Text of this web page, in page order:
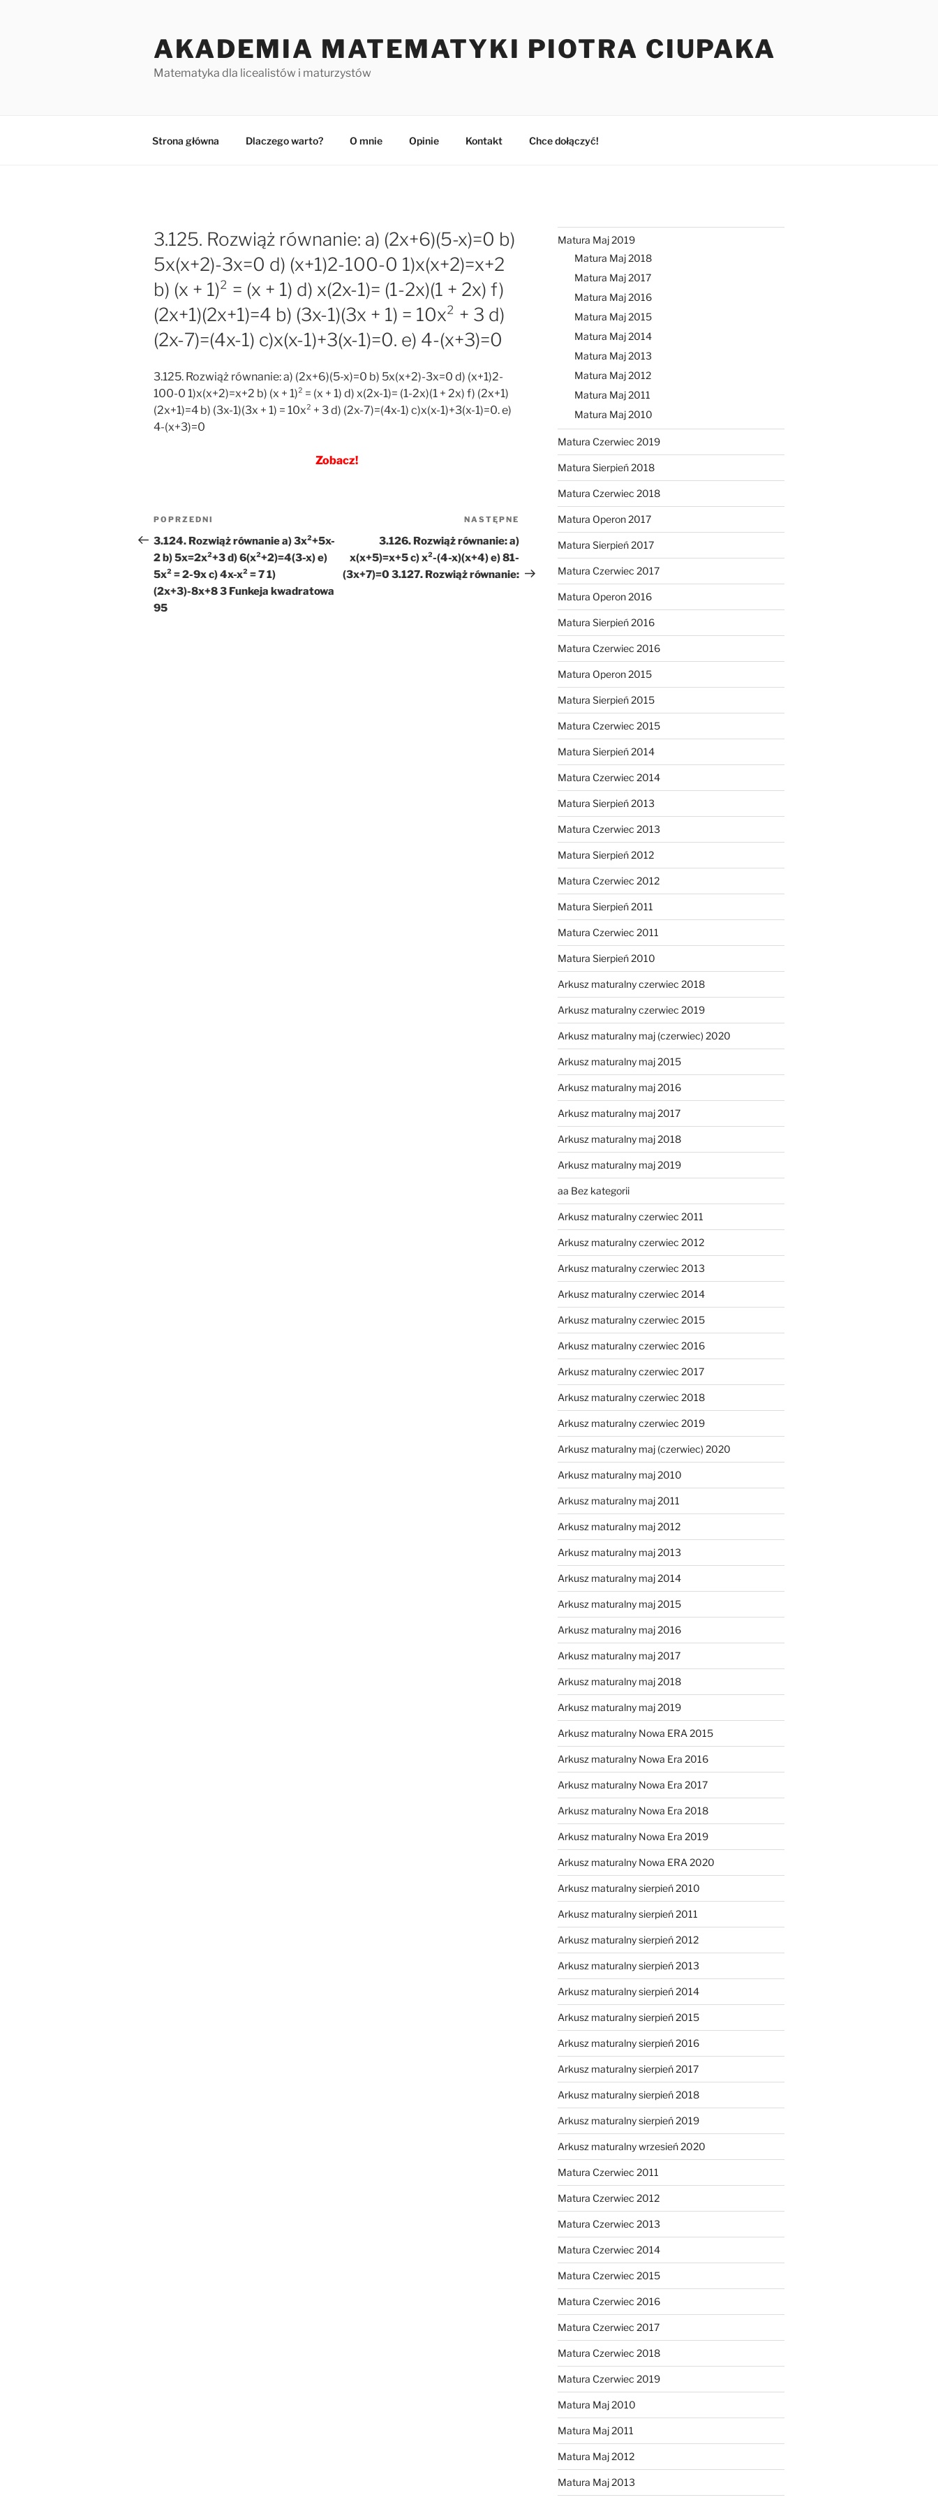
AKADEMIA MATEMATYKI PIOTRA CIUPAKA
Matematyka dla licealistów i maturzystów
Strona główna Dlaczego warto? O mnie Opinie Kontakt Chce dołączyć!
3.125. Rozwiąż równanie: a) (2x+6)(5-x)=0 b)
5x(x+2)-3x=0 d) (x+1)2-100-0 1)x(x+2)=x+2
b) (x + 1)² = (x + 1) d) x(2x-1)= (1-2x)(1 + 2x) f)
(2x+1)(2x+1)=4 b) (3x-1)(3x + 1) = 10x² + 3 d)
(2x-7)=(4x-1) c)x(x-1)+3(x-1)=0. e) 4-(x+3)=0
3.125. Rozwiąż równanie: a) (2x+6)(5-x)=0 b) 5x(x+2)-3x=0 d) (x+1)2-
100-0 1)x(x+2)=x+2 b) (x + 1)² = (x + 1) d) x(2x-1)= (1-2x)(1 + 2x) f) (2x+1)
(2x+1)=4 b) (3x-1)(3x + 1) = 10x² + 3 d) (2x-7)=(4x-1) c)x(x-1)+3(x-1)=0. e)
4-(x+3)=0
Zobacz!
Nawigacja
wpisu
Poprzedni
wpis
POPRZEDNI
3.124. Rozwiąż równanie a) 3x²+5x-
2 b) 5x=2x²+3 d) 6(x²+2)=4(3-x) e)
5x² = 2-9x c) 4x-x² = 7 1)
(2x+3)-8x+8 3 Funkeja kwadratowa
95
Następny
wpis
NASTĘPNE
3.126. Rozwiąż równanie: a)
x(x+5)=x+5 c) x²-(4-x)(x+4) e) 81-
(3x+7)=0 3.127. Rozwiąż równanie:
Matura Maj 2019
Matura Maj 2018
Matura Maj 2017
Matura Maj 2016
Matura Maj 2015
Matura Maj 2014
Matura Maj 2013
Matura Maj 2012
Matura Maj 2011
Matura Maj 2010
Matura Czerwiec 2019
Matura Sierpień 2018
Matura Czerwiec 2018
Matura Operon 2017
Matura Sierpień 2017
Matura Czerwiec 2017
Matura Operon 2016
Matura Sierpień 2016
Matura Czerwiec 2016
Matura Operon 2015
Matura Sierpień 2015
Matura Czerwiec 2015
Matura Sierpień 2014
Matura Czerwiec 2014
Matura Sierpień 2013
Matura Czerwiec 2013
Matura Sierpień 2012
Matura Czerwiec 2012
Matura Sierpień 2011
Matura Czerwiec 2011
Matura Sierpień 2010
Arkusz maturalny czerwiec 2018
Arkusz maturalny czerwiec 2019
Arkusz maturalny maj (czerwiec) 2020
Arkusz maturalny maj 2015
Arkusz maturalny maj 2016
Arkusz maturalny maj 2017
Arkusz maturalny maj 2018
Arkusz maturalny maj 2019
aa Bez kategorii
Arkusz maturalny czerwiec 2011
Arkusz maturalny czerwiec 2012
Arkusz maturalny czerwiec 2013
Arkusz maturalny czerwiec 2014
Arkusz maturalny czerwiec 2015
Arkusz maturalny czerwiec 2016
Arkusz maturalny czerwiec 2017
Arkusz maturalny czerwiec 2018
Arkusz maturalny czerwiec 2019
Arkusz maturalny maj (czerwiec) 2020
Arkusz maturalny maj 2010
Arkusz maturalny maj 2011
Arkusz maturalny maj 2012
Arkusz maturalny maj 2013
Arkusz maturalny maj 2014
Arkusz maturalny maj 2015
Arkusz maturalny maj 2016
Arkusz maturalny maj 2017
Arkusz maturalny maj 2018
Arkusz maturalny maj 2019
Arkusz maturalny Nowa ERA 2015
Arkusz maturalny Nowa Era 2016
Arkusz maturalny Nowa Era 2017
Arkusz maturalny Nowa Era 2018
Arkusz maturalny Nowa Era 2019
Arkusz maturalny Nowa ERA 2020
Arkusz maturalny sierpień 2010
Arkusz maturalny sierpień 2011
Arkusz maturalny sierpień 2012
Arkusz maturalny sierpień 2013
Arkusz maturalny sierpień 2014
Arkusz maturalny sierpień 2015
Arkusz maturalny sierpień 2016
Arkusz maturalny sierpień 2017
Arkusz maturalny sierpień 2018
Arkusz maturalny sierpień 2019
Arkusz maturalny wrzesień 2020
Matura Czerwiec 2011
Matura Czerwiec 2012
Matura Czerwiec 2013
Matura Czerwiec 2014
Matura Czerwiec 2015
Matura Czerwiec 2016
Matura Czerwiec 2017
Matura Czerwiec 2018
Matura Czerwiec 2019
Matura Maj 2010
Matura Maj 2011
Matura Maj 2012
Matura Maj 2013